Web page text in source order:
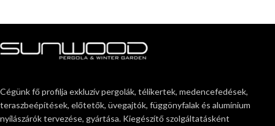
Cégünk fő profilja exkluzív pergolák, télikertek, medencefedések,
teraszbeépítések, előtetők, üvegajtók, függönyfalak és alumínium
nyílászárók tervezése, gyártása. Kiegészítő szolgáltatásként